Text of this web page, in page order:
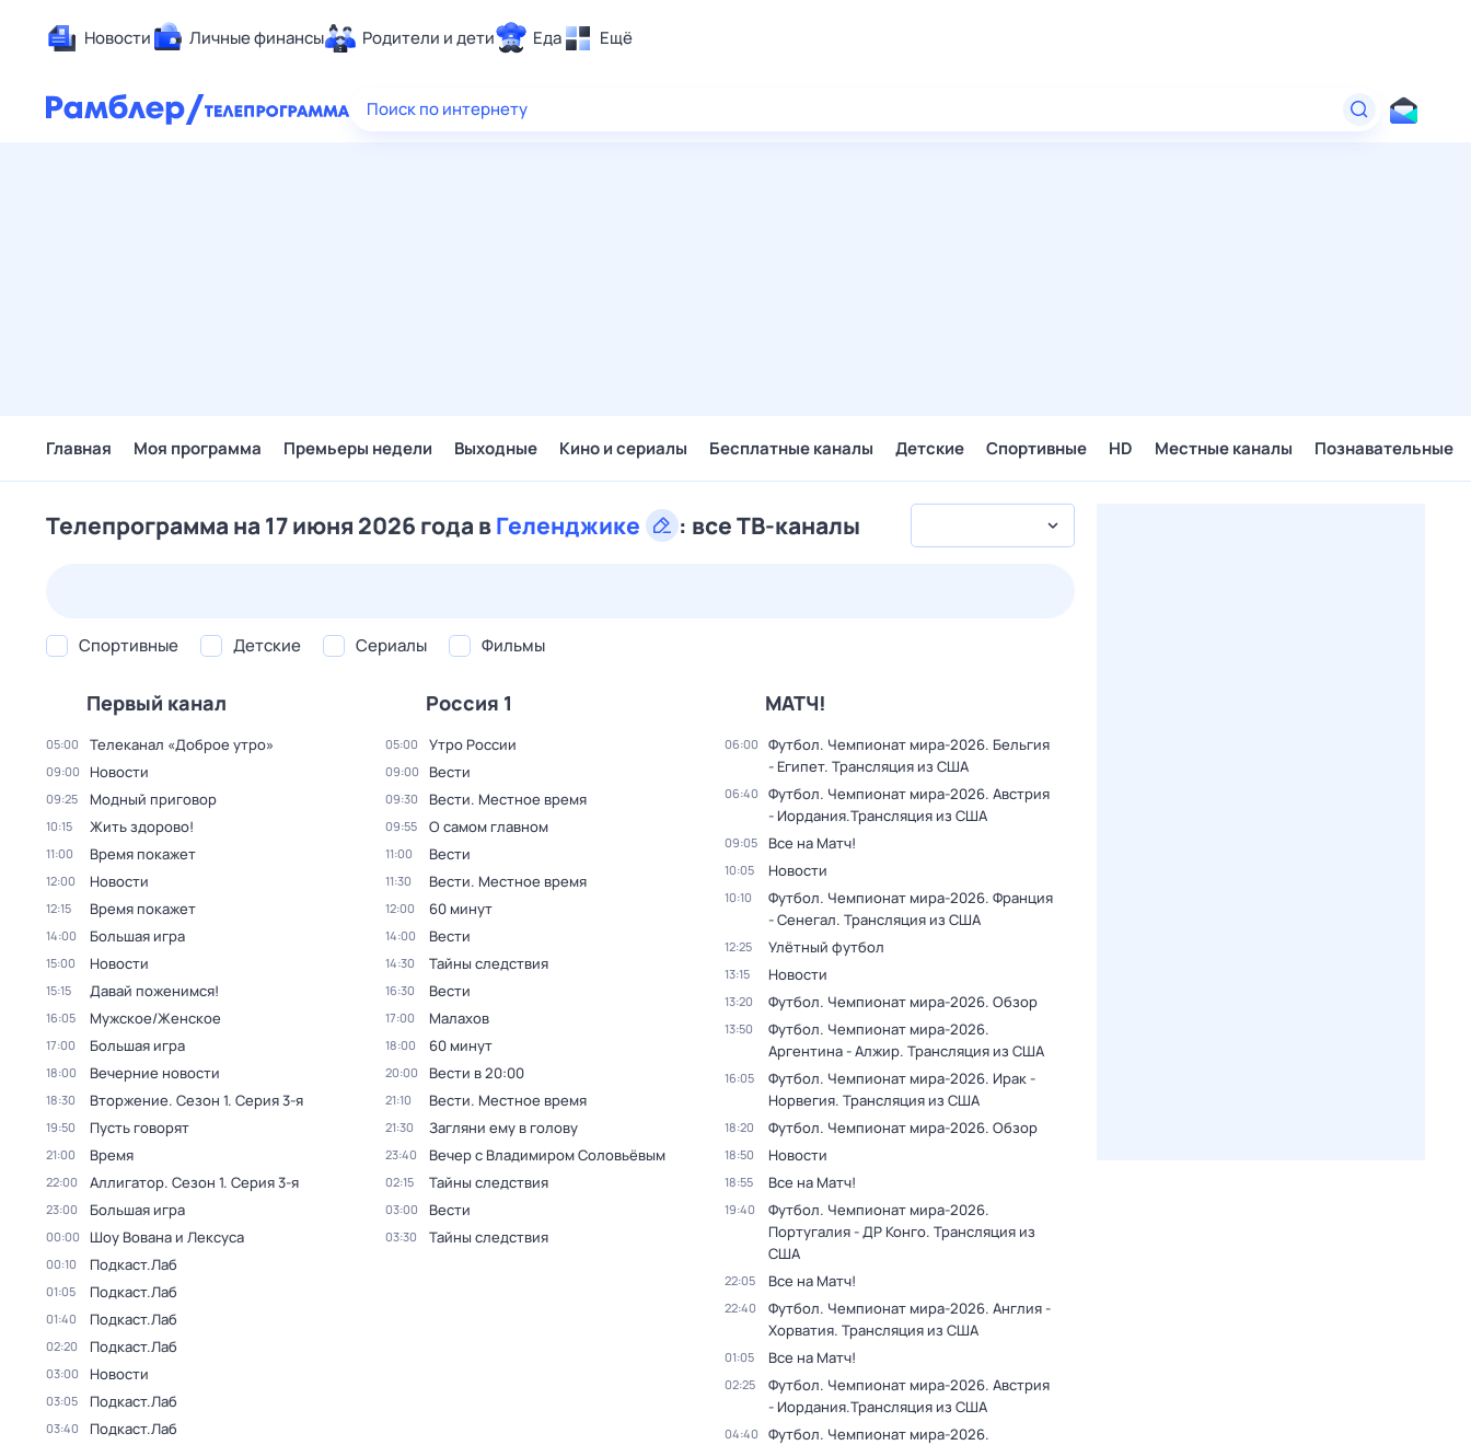
Новости Личные финансы Родители и дети Еда Ещё
Здоровье
Поиск по интернету
Главная Моя программа Премьеры недели Выходные Кино и сериалы Бесплатные каналы Детские Спортивные HD Местные каналы Познавательные
Телепрограмма на 17 июня 2026 года вГеленджике : все ТВ-каналы
Спортивные Детские Сериалы Фильмы
Первый канал
05:00 Телеканал «Доброе утро»
09:00 Новости
09:25 Модный приговор
10:15 Жить здорово!
11:00 Время покажет
12:00 Новости
12:15 Время покажет
14:00 Большая игра
15:00 Новости
15:15 Давай поженимся!
16:05 Мужское/Женское
17:00 Большая игра
18:00 Вечерние новости
18:30 Вторжение. Сезон 1. Серия 3-я
19:50 Пусть говорят
21:00 Время
22:00 Аллигатор. Сезон 1. Серия 3-я
23:00 Большая игра
00:00 Шоу Вована и Лексуса
00:10 Подкаст.Лаб
01:05 Подкаст.Лаб
01:40 Подкаст.Лаб
02:20 Подкаст.Лаб
03:00 Новости
03:05 Подкаст.Лаб
03:40 Подкаст.Лаб
Россия 1
05:00 Утро России
09:00 Вести
09:30 Вести. Местное время
09:55 О самом главном
11:00 Вести
11:30 Вести. Местное время
12:00 60 минут
14:00 Вести
14:30 Тайны следствия
16:30 Вести
17:00 Малахов
18:00 60 минут
20:00 Вести в 20:00
21:10 Вести. Местное время
21:30 Загляни ему в голову
23:40 Вечер с Владимиром Соловьёвым
02:15 Тайны следствия
03:00 Вести
03:30 Тайны следствия
МАТЧ!
06:00
Футбол. Чемпионат мира-2026. Бельгия
- Египет. Трансляция из США
06:40
Футбол. Чемпионат мира-2026. Австрия
- Иордания.Трансляция из США
09:05 Все на Матч!
10:05 Новости
10:10
Футбол. Чемпионат мира-2026. Франция
- Сенегал. Трансляция из США
12:25 Улётный футбол
13:15 Новости
13:20 Футбол. Чемпионат мира-2026. Обзор
13:50
Футбол. Чемпионат мира-2026.
Аргентина - Алжир. Трансляция из США
16:05
Футбол. Чемпионат мира-2026. Ирак -
Норвегия. Трансляция из США
18:20 Футбол. Чемпионат мира-2026. Обзор
18:50 Новости
18:55 Все на Матч!
19:40
Футбол. Чемпионат мира-2026.
Португалия - ДР Конго. Трансляция из
США
22:05 Все на Матч!
22:40
Футбол. Чемпионат мира-2026. Англия -
Хорватия. Трансляция из США
01:05 Все на Матч!
02:25
Футбол. Чемпионат мира-2026. Австрия
- Иордания.Трансляция из США
04:40
Футбол. Чемпионат мира-2026.